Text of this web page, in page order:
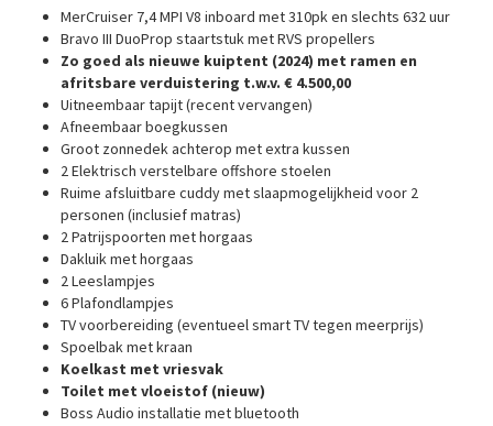
MerCruiser 7,4 MPI V8 inboard met 310pk en slechts 632 uur
Bravo III DuoProp staartstuk met RVS propellers
Zo goed als nieuwe kuiptent (2024) met ramen en
afritsbare verduistering t.w.v. € 4.500,00
Uitneembaar tapijt (recent vervangen)
Afneembaar boegkussen
Groot zonnedek achterop met extra kussen
2 Elektrisch verstelbare offshore stoelen
Ruime afsluitbare cuddy met slaapmogelijkheid voor 2
personen (inclusief matras)
2 Patrijspoorten met horgaas
Dakluik met horgaas
2 Leeslampjes
6 Plafondlampjes
TV voorbereiding (eventueel smart TV tegen meerprijs)
Spoelbak met kraan
Koelkast met vriesvak
Toilet met vloeistof (nieuw)
Boss Audio installatie met bluetooth